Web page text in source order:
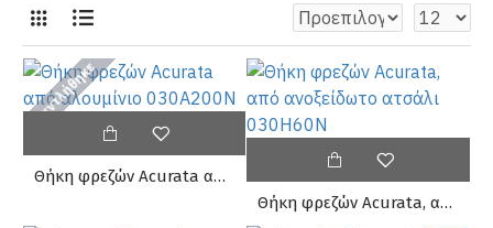
Εξαντλήθηκε
Θήκη φρεζών Acurata από αλουμίνιο 030A200N
Θήκη φρεζών Acurata, από ανοξείδωτο ατσάλι 030H60N